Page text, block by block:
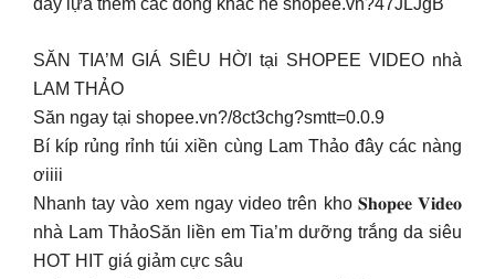
SĂN TIA’M GIÁ SIÊU HỜI tại SHOPEE VIDEO nhà
LAM THẢO
Săn ngay tại shopee.vn?/8ct3chg?smtt=0.0.9
Bí kíp rủng rỉnh túi xiền cùng Lam Thảo đây các nàng
ơiiii
Nhanh tay vào xem ngay video trên kho 𝐒𝐡𝐨𝐩𝐞𝐞 𝐕𝐢𝐝𝐞𝐨
nhà Lam ThảoSăn liền em Tia’m dưỡng trắng da siêu
HOT HIT giá giảm cực sâu